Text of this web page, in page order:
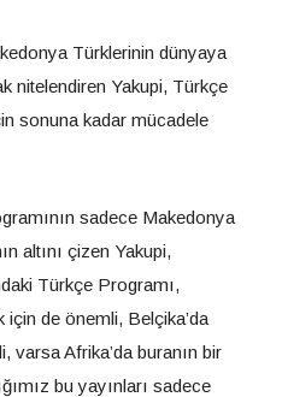
Türklerinin dünyaya
nitelendiren Yakupi, Türkçe
sonuna kadar mücadele
sadece Makedonya
altını çizen Yakupi,
Türkçe Programı,
için de önemli, Belçika’da
varsa Afrika’da buranın bir
bu yayınları sadece